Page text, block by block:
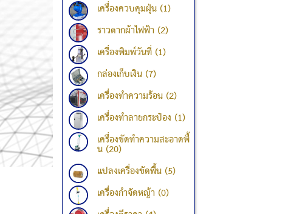
เครื่องควบคุมฝุ่น (1)
ราวตากผ้าไฟฟ้า (2)
เครื่องพิมพ์วันที่ (1)
กล่องเก็บเงิน (7)
เครื่องทำความร้อน (2)
เครื่องทำลายกระป๋อง (1)
เครื่องขัดทำความสะอาดพื้
น (20)
แปลงเครื่องขัดพื้น (5)
เครื่องกำจัดหญ้า (0)